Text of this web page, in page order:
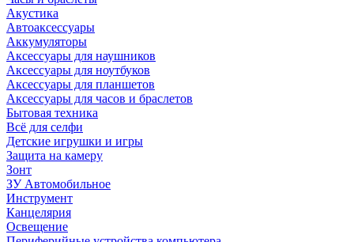
Акустика
Автоаксессуары
Аккумуляторы
Аксессуары для наушников
Аксессуары для ноутбуков
Аксессуары для планшетов
Аксессуары для часов и браслетов
Бытовая техника
Всё для селфи
Детские игрушки и игры
Защита на камеру
Зонт
ЗУ Автомобильное
Инструмент
Канцелярия
Освещение